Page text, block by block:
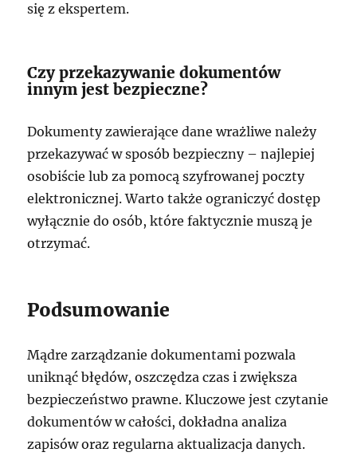
się z ekspertem.
Czy przekazywanie dokumentów
innym jest bezpieczne?
Dokumenty zawierające dane wrażliwe należy
przekazywać w sposób bezpieczny – najlepiej
osobiście lub za pomocą szyfrowanej poczty
elektronicznej. Warto także ograniczyć dostęp
wyłącznie do osób, które faktycznie muszą je
otrzymać.
Podsumowanie
Mądre zarządzanie dokumentami pozwala
uniknąć błędów, oszczędza czas i zwiększa
bezpieczeństwo prawne. Kluczowe jest czytanie
dokumentów w całości, dokładna analiza
zapisów oraz regularna aktualizacja danych.